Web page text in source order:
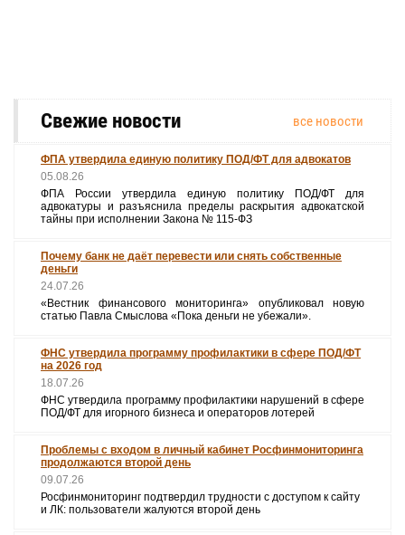
Свежие новости все новости
ФПА утвердила единую политику ПОД/ФТ для адвокатов
05.08.26
ФПА России утвердила единую политику ПОД/ФТ для
адвокатуры и разъяснила пределы раскрытия адвокатской
тайны при исполнении Закона № 115‑ФЗ
Почему банк не даёт перевести или снять собственные
деньги
24.07.26
«Вестник финансового мониторинга» опубликовал новую
статью Павла Смыслова «Пока деньги не убежали».
ФНС утвердила программу профилактики в сфере ПОД/ФТ
на 2026 год
18.07.26
ФНС утвердила программу профилактики нарушений в сфере
ПОД/ФТ для игорного бизнеса и операторов лотерей
Проблемы с входом в личный кабинет Росфинмониторинга
продолжаются второй день
09.07.26
Росфинмониторинг подтвердил трудности с доступом к сайту
и ЛК: пользователи жалуются второй день